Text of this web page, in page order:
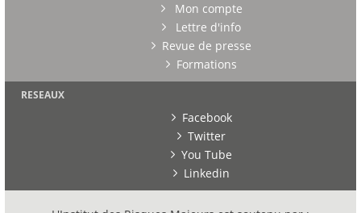
Mon compte
Lettre d'info
Revue de presse
Formations
RESEAUX
Facebook
Twitter
You Tube
Linkedin